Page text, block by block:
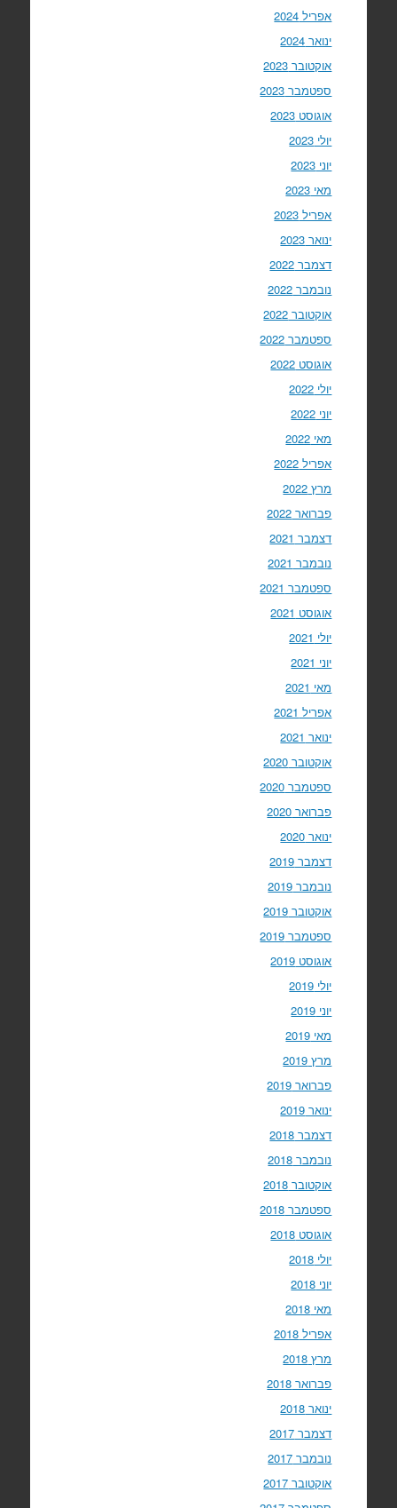
אפריל 2024
ינואר 2024
אוקטובר 2023
ספטמבר 2023
אוגוסט 2023
יולי 2023
יוני 2023
מאי 2023
אפריל 2023
ינואר 2023
דצמבר 2022
נובמבר 2022
אוקטובר 2022
ספטמבר 2022
אוגוסט 2022
יולי 2022
יוני 2022
מאי 2022
אפריל 2022
מרץ 2022
פברואר 2022
דצמבר 2021
נובמבר 2021
ספטמבר 2021
אוגוסט 2021
יולי 2021
יוני 2021
מאי 2021
אפריל 2021
ינואר 2021
אוקטובר 2020
ספטמבר 2020
פברואר 2020
ינואר 2020
דצמבר 2019
נובמבר 2019
אוקטובר 2019
ספטמבר 2019
אוגוסט 2019
יולי 2019
יוני 2019
מאי 2019
מרץ 2019
פברואר 2019
ינואר 2019
דצמבר 2018
נובמבר 2018
אוקטובר 2018
ספטמבר 2018
אוגוסט 2018
יולי 2018
יוני 2018
מאי 2018
אפריל 2018
מרץ 2018
פברואר 2018
ינואר 2018
דצמבר 2017
נובמבר 2017
אוקטובר 2017